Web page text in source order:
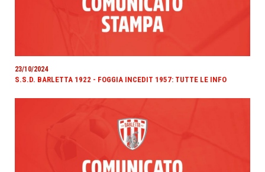
23/10/2024
S.S.D. BARLETTA 1922 - FOGGIA INCEDIT 1957: TUTTE LE INFO